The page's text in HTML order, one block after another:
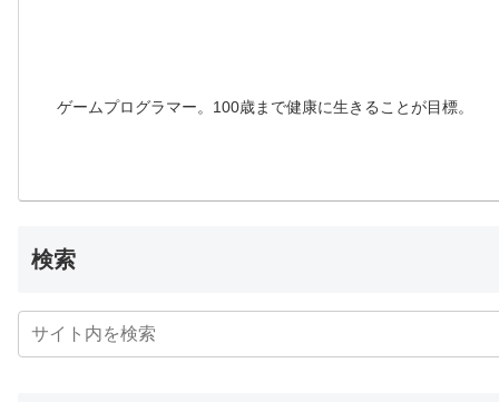
ゲームプログラマー。100歳まで健康に生きることが目標。
検索